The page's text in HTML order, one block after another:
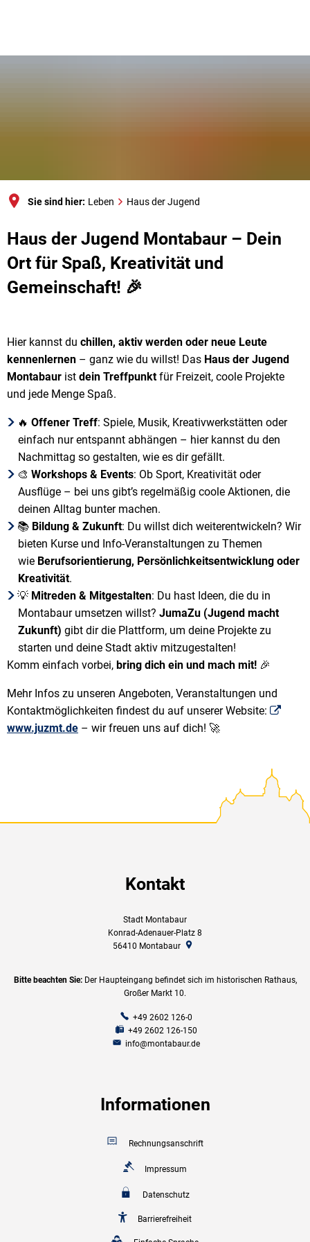
Sie sind hier: Leben Haus der Jugend
Haus
der
Jugend
Haus der Jugend Montabaur – Dein
Ort für Spaß, Kreativität und
Gemeinschaft! 🎉
Hier kannst du chillen, aktiv werden oder neue Leute
kennenlernen – ganz wie du willst! Das Haus der Jugend
Montabaur ist dein Treffpunktfür Freizeit, coole Projekte
und jede Menge Spaß.
🔥Offener Treff: Spiele, Musik, Kreativwerkstätten oder
einfach nur entspannt abhängen – hier kannst du den
Nachmittag so gestalten, wie es dir gefällt.
🎨Workshops & Events: Ob Sport, Kreativität oder
Ausflüge – bei uns gibt’s regelmäßig coole Aktionen, die
deinen Alltag bunter machen.
📚 Bildung & Zukunft: Du willst dich weiterentwickeln? Wir
bieten Kurse und Info-Veranstaltungen zu Themen
wie Berufsorientierung, Persönlichkeitsentwicklung oder
Kreativität.
💡 Mitreden & Mitgestalten: Du hast Ideen, die du in
Montabaur umsetzen willst? JumaZu (Jugend macht
Zukunft) gibt dir die Plattform, um deine Projekte zu
starten und deine Stadt aktiv mitzugestalten!
Komm einfach vorbei, bring dich ein und mach mit! 🎉
Mehr Infos zu unseren Angeboten, Veranstaltungen und
Kontaktmöglichkeiten findest du auf unserer Website:
www.juzmt.de – wir freuen uns auf dich! 🚀
Kontakt
Stadt Montabaur
Konrad-Adenauer-Platz 8
56410 Montabaur
Bitte beachten Sie: Der Haupteingang befindet sich im historischen Rathaus,
Großer Markt 10.
+49 2602 126-0
+49 2602 126-150
info@montabaur.de
Informationen
Rechnungsanschrift
Impressum
Datenschutz
Barrierefreiheit